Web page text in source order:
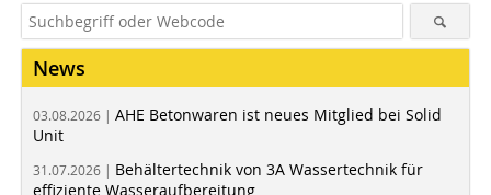
News
03.08.2026 | AHE Betonwaren ist neues Mitglied bei Solid
Unit
31.07.2026 | Behältertechnik von 3A Wassertechnik für
effiziente Wasseraufbereitung